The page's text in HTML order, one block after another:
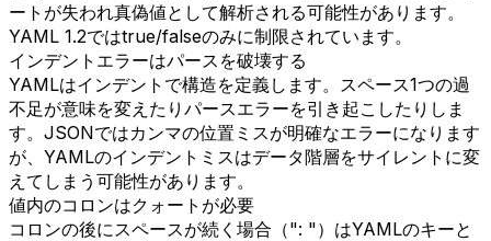
ートが失われ真偽値として解析される可能性があります。
YAML 1.2ではtrue/falseのみに制限されています。
インデントエラーはパースを破壊する
YAMLはインデントで構造を定義します。スペース1つの過
不足が意味を変えたりパースエラーを引き起こしたりしま
す。JSONではカンマの位置ミスが明確なエラーになります
が、YAMLのインデントミスはデータ階層をサイレントに変
えてしまう可能性があります。
値内のコロンはクォートが必要
コロンの後にスペースが続く場合（": "）はYAMLのキーと